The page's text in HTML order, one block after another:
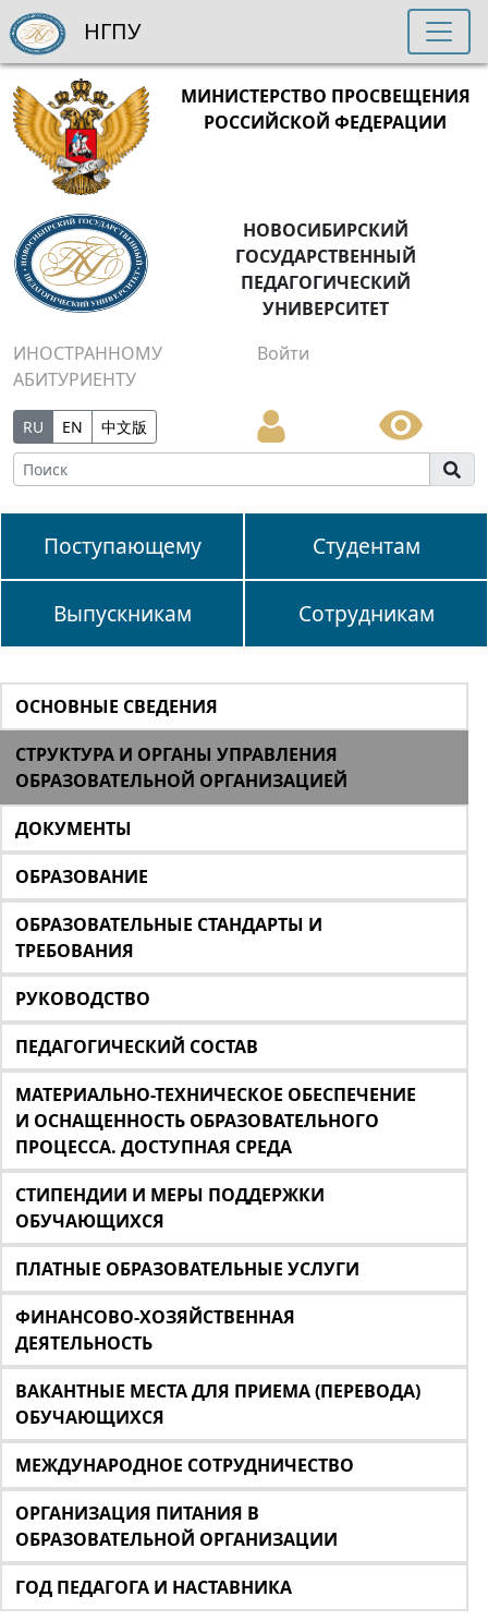
МИНИСТЕРСТВО ПРОСВЕЩЕНИЯ
РОССИЙСКОЙ ФЕДЕРАЦИИ
НОВОСИБИРСКИЙ
ГОСУДАРСТВЕННЫЙ
ПЕДАГОГИЧЕСКИЙ
УНИВЕРСИТЕТ
ИНОСТРАННОМУ
АБИТУРИЕНТУ
Войти
RU EN 中文版
Поступающему Студентам
Выпускникам Сотрудникам
НГПУ
ОСНОВНЫЕ СВЕДЕНИЯ
СТРУКТУРА И ОРГАНЫ УПРАВЛЕНИЯ
ОБРАЗОВАТЕЛЬНОЙ ОРГАНИЗАЦИЕЙ
ДОКУМЕНТЫ
ОБРАЗОВАНИЕ
ОБРАЗОВАТЕЛЬНЫЕ СТАНДАРТЫ И
ТРЕБОВАНИЯ
РУКОВОДСТВО
ПЕДАГОГИЧЕСКИЙ СОСТАВ
МАТЕРИАЛЬНО-ТЕХНИЧЕСКОЕ ОБЕСПЕЧЕНИЕ
И ОСНАЩЕННОСТЬ ОБРАЗОВАТЕЛЬНОГО
ПРОЦЕССА. ДОСТУПНАЯ СРЕДА
СТИПЕНДИИ И МЕРЫ ПОДДЕРЖКИ
ОБУЧАЮЩИХСЯ
ПЛАТНЫЕ ОБРАЗОВАТЕЛЬНЫЕ УСЛУГИ
ФИНАНСОВО-ХОЗЯЙСТВЕННАЯ
ДЕЯТЕЛЬНОСТЬ
ВАКАНТНЫЕ МЕСТА ДЛЯ ПРИЕМА (ПЕРЕВОДА)
ОБУЧАЮЩИХСЯ
МЕЖДУНАРОДНОЕ СОТРУДНИЧЕСТВО
ОРГАНИЗАЦИЯ ПИТАНИЯ В
ОБРАЗОВАТЕЛЬНОЙ ОРГАНИЗАЦИИ
ГОД ПЕДАГОГА И НАСТАВНИКА